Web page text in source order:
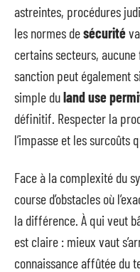
astreintes, procédures
les normes desécurité
certains secteurs,
sanction peut également
simple duland use
définitif. Respecter la
l’impasse et les surcoûts
Face à la complexité du
course d’obstacles où
la différence. À qui veut
est claire : mieux vaut
connaissance affûtée du